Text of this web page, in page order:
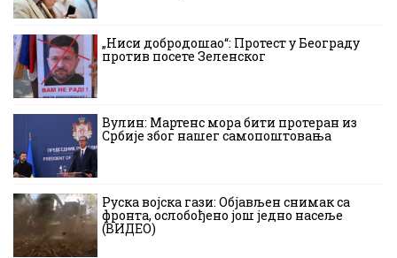
„Ниси добродошао“: Протест у Београду
против посете Зеленског
Вулин: Мартенс мора бити протеран из
Србије због нашег самопоштовања
Руска војска гази: Објављен снимак са
фронта, ослобођено још једно насеље
(ВИДЕО)